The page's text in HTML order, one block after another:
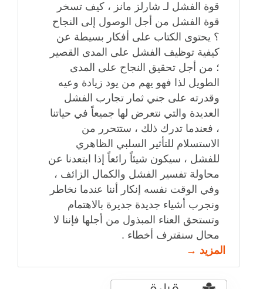
قوة الفشل لـ شارلز مانز ، كيف تسخر
قوة الفشل من أجل الوصول إلى النجاح
؟ يحتوى الكتاب على أفكار بسيطة عن
كيفية توظيف الفشل على المدى القصير
؛ من أجل تحقيق النجاح على المدى
الطويل لذا فهو يهم من يود زيادة وعيه
وقدرته على جني ثمار تجارب الفشل
العديدة والتي نتعرض لها جميعاً في حياتنا
، فعندما تدرك ذلك ، ستتحرر من
الاستسلام للتأثير السلبي الظاهري
للفشل ، سيكون شيئاً رائعاً إذا ابتعدنا عن
محاولة تفسير الفشل والكمال الزائف ،
وفي الوقت نفسه إنكار أننا عندما نخاطر
ونجرب أشياء جديدة جديرة بالاهتمام
وتستحق العناء المبذول من أجلها فإننا لا
محال سنقترف أخطاء .
المزيد →